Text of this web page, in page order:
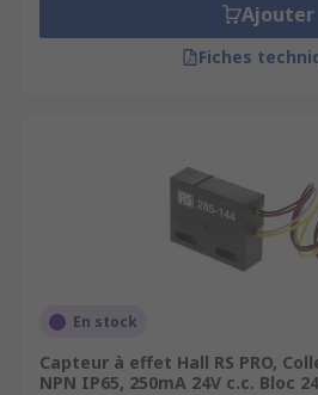
Ajouter
Fiches
En stock
Capteur à effet Hall RS PRO,
NPN IP65, 250mA 24V c.c. Bloc